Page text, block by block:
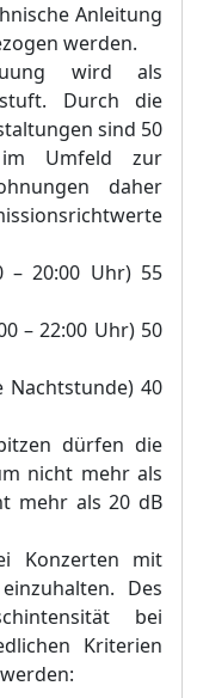
Anleitung
werden.
wird als
Durch die
sind 50
Umfeld zur
daher
– 20:00 Uhr) 55
– 22:00 Uhr) 50
Nachtstunde) 40
dürfen die
nicht mehr als
mehr als 20 dB
Konzerten mit
Des
bei
Kriterien